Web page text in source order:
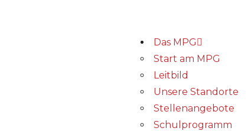
Das MPG
Start am MPG
Leitbild
Unsere Standorte
Stellenangebote
Schulprogramm